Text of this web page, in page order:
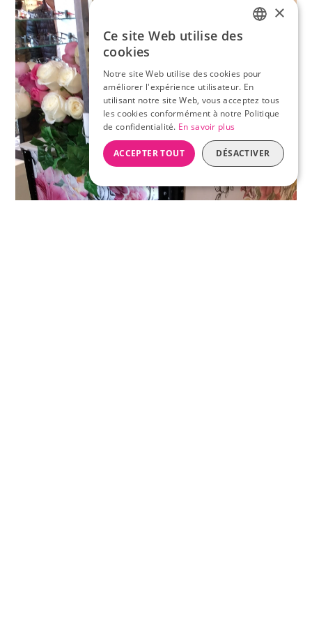
×
Ce site Web utilise des
cookies
Notre site Web utilise des cookies pour
améliorer l'expérience utilisateur. En
utilisant notre site Web, vous acceptez tous
les cookies conformément à notre Politique
de confidentialité. En savoir plus
ACCEPTER TOUT DÉSACTIVER